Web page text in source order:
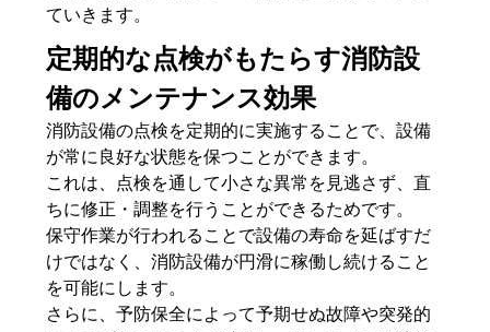
ていきます。
定期的な点検がもたらす消防設
備のメンテナンス効果
消防設備の点検を定期的に実施することで、設備
が常に良好な状態を保つことができます。
これは、点検を通して小さな異常を見逃さず、直
ちに修正・調整を行うことができるためです。
保守作業が行われることで設備の寿命を延ばすだ
けではなく、消防設備が円滑に稼働し続けること
を可能にします。
さらに、予防保全によって予期せぬ故障や突発的